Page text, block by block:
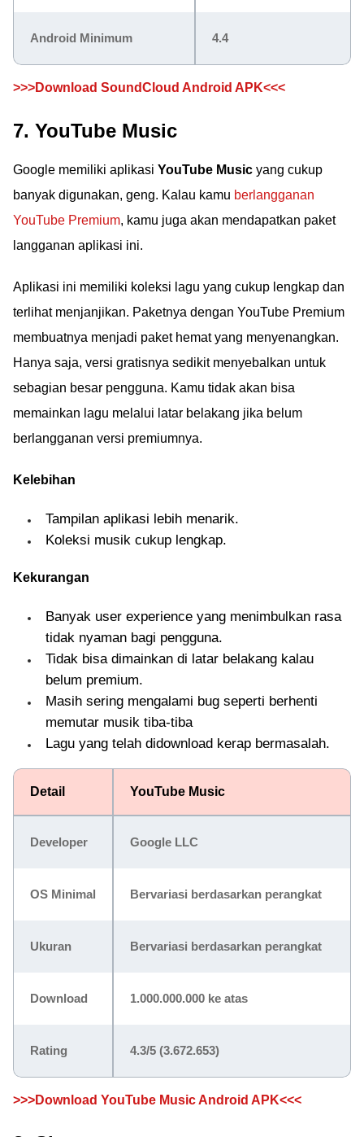
Android Minimum 4.4
>>>Download SoundCloud Android APK<<<
7. YouTube Music
Google memiliki aplikasi YouTube Music yang cukup
banyak digunakan, geng. Kalau kamu berlangganan
YouTube Premium, kamu juga akan mendapatkan paket
langganan aplikasi ini.
Aplikasi ini memiliki koleksi lagu yang cukup lengkap dan
terlihat menjanjikan. Paketnya dengan YouTube Premium
membuatnya menjadi paket hemat yang menyenangkan.
Hanya saja, versi gratisnya sedikit menyebalkan untuk
sebagian besar pengguna. Kamu tidak akan bisa
memainkan lagu melalui latar belakang jika belum
berlangganan versi premiumnya.
Kelebihan
Tampilan aplikasi lebih menarik.
Koleksi musik cukup lengkap.
Kekurangan
Banyak user experience yang menimbulkan rasa
tidak nyaman bagi pengguna.
Tidak bisa dimainkan di latar belakang kalau
belum premium.
Masih sering mengalami bug seperti berhenti
memutar musik tiba-tiba
Lagu yang telah didownload kerap bermasalah.
Detail YouTube Music
Developer Google LLC
OS Minimal Bervariasi berdasarkan perangkat
Ukuran Bervariasi berdasarkan perangkat
Download 1.000.000.000 ke atas
Rating 4.3/5 (3.672.653)
>>>Download YouTube Music Android APK<<<